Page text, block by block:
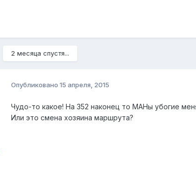
2 месяца спустя...
Опубликовано 15 апреля, 2015
Чудо-то какое! На 352 наконец то МАНы убогие
Или это смена хозяина маршрута?